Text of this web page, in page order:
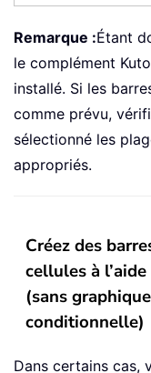
Remarque :Étant
le complément
installé. Si les
comme prévu,
sélectionné les
appropriés.
Créez des
cellules à
(sans
conditionnelle)
Dans certains cas,